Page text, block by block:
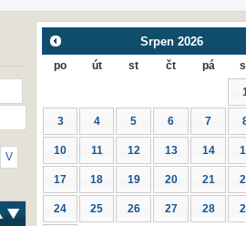
V
Srpen 2026
po út st čt pá
3 4 5 6 7
10 11 12 13 14
17 18 19 20 21
24 25 26 27 28